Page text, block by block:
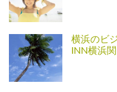
横浜のビ
INN横浜